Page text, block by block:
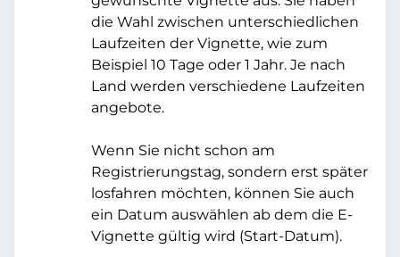
die Wahl zwischen unterschiedlichen
Laufzeiten der Vignette, wie zum
Beispiel 10 Tage oder 1 Jahr. Je nach
Land werden verschiedene Laufzeiten
angebote.
Wenn Sie nicht schon am
Registrierungstag, sondern erst später
losfahren möchten, können Sie auch
ein Datum auswählen ab dem die E-
Vignette gültig wird (Start-Datum).